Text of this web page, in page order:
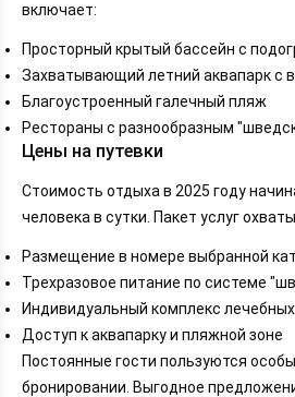
включает:
Просторный крытый бассейн с
Захватывающий летний аквапарк с
Благоустроенный галечный пляж
Рестораны с разнообразным
Цены на путевки
Стоимость отдыха в 2025 году
человека в сутки. Пакет услуг
Размещение в номере выбранной
Трехразовое питание по системе
Индивидуальный комплекс
Доступ к аквапарку и пляжной зоне
Постоянные гости пользуются
бронировании. Выгодное